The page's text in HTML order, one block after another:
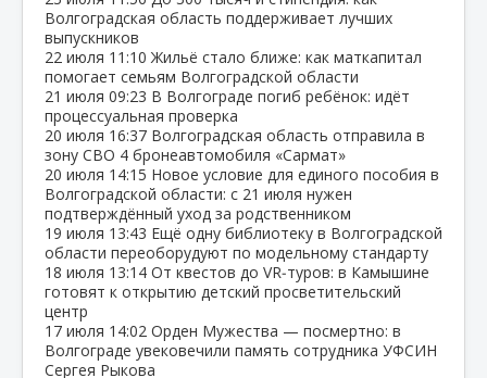
Волгоградская область поддерживает лучших
выпускников
22 июля 11:10 Жильё стало ближе: как маткапитал
помогает семьям Волгоградской области
21 июля 09:23 В Волгограде погиб ребёнок: идёт
процессуальная проверка
20 июля 16:37 Волгоградская область отправила в
зону СВО 4 бронеавтомобиля «Сармат»
20 июля 14:15 Новое условие для единого пособия в
Волгоградской области: с 21 июля нужен
подтверждённый уход за родственником
19 июля 13:43 Ещё одну библиотеку в Волгоградской
области переоборудуют по модельному стандарту
18 июля 13:14 От квестов до VR‑туров: в Камышине
готовят к открытию детский просветительский
центр
17 июля 14:02 Орден Мужества — посмертно: в
Волгограде увековечили память сотрудника УФСИН
Сергея Рыкова